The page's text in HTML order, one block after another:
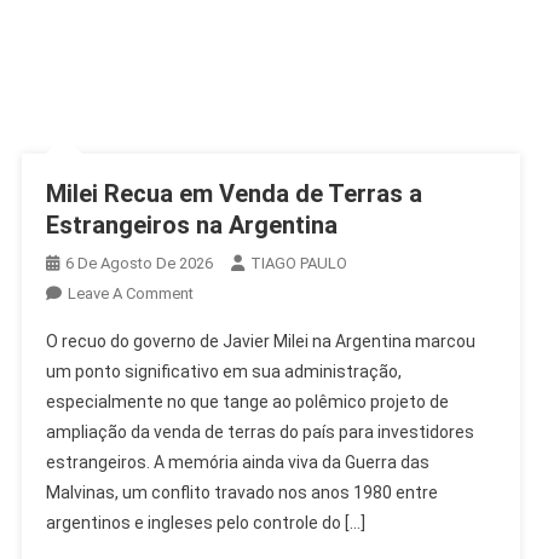
Milei Recua em Venda de Terras a
Estrangeiros na Argentina
6 De Agosto De 2026
TIAGO PAULO
Leave A CommentOn
Recua
Em
Venda
De
Terras
A
Estrangeiros
O recuo do governo de Javier Milei na Argentina marcou
um ponto significativo em sua administração,
especialmente no que tange ao polêmico projeto de
ampliação da venda de terras do país para investidores
estrangeiros. A memória ainda viva da Guerra das
Malvinas, um conflito travado nos anos 1980 entre
argentinos e ingleses pelo controle do […]